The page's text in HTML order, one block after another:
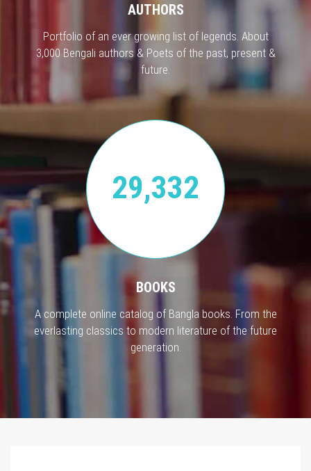
AUTHORS
Portfolio of an ever growing list of legends. About
3,000 Bengali authors & Poets of the past, present &
future.
29,332
BOOKS
A complete online catalog of Bangla books. From the
everlasting classics to modern literature of the future
generation.